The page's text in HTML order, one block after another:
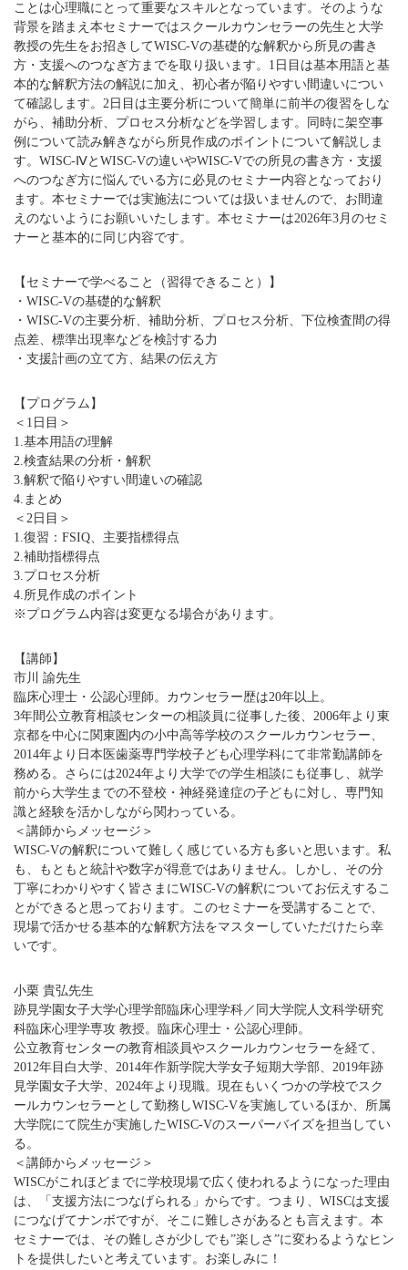
ことは心理職にとって重要なスキルとなっています。そのような
背景を踏まえ本セミナーではスクールカウンセラーの先生と大学
教授の先生をお招きしてWISC-Vの基礎的な解釈から所見の書き
方・支援へのつなぎ方までを取り扱います。1日目は基本用語と基
本的な解釈方法の解説に加え、初心者が陥りやすい間違いについ
て確認します。2日目は主要分析について簡単に前半の復習をしな
がら、補助分析、プロセス分析などを学習します。同時に架空事
例について読み解きながら所見作成のポイントについて解説しま
す。WISC-ⅣとWISC-Vの違いやWISC-Vでの所見の書き方・支援
へのつなぎ方に悩んでいる方に必見のセミナー内容となっており
ます。本セミナーでは実施法については扱いませんので、お間違
えのないようにお願いいたします。本セミナーは2026年3月のセミ
ナーと基本的に同じ内容です。
【セミナーで学べること（習得できること）】
・WISC-Vの基礎的な解釈
・WISC-Vの主要分析、補助分析、プロセス分析、下位検査間の得
点差、標準出現率などを検討する力
・支援計画の立て方、結果の伝え方
【プログラム】
＜1日目＞
1.基本用語の理解
2.検査結果の分析・解釈
3.解釈で陥りやすい間違いの確認
4.まとめ
＜2日目＞
1.復習：FSIQ、主要指標得点
2.補助指標得点
3.プロセス分析
4.所見作成のポイント
※プログラム内容は変更なる場合があります。
【講師】
市川 諭先生
臨床心理士・公認心理師。カウンセラー歴は20年以上。
3年間公立教育相談センターの相談員に従事した後、2006年より東
京都を中心に関東圏内の小中高等学校のスクールカウンセラー、
2014年より日本医歯薬専門学校子ども心理学科にて非常勤講師を
務める。さらには2024年より大学での学生相談にも従事し、就学
前から大学生までの不登校・神経発達症の子どもに対し、専門知
識と経験を活かしながら関わっている。
＜講師からメッセージ＞
WISC-Vの解釈について難しく感じている方も多いと思います。私
も、もともと統計や数字が得意ではありません。しかし、その分
丁寧にわかりやすく皆さまにWISC-Vの解釈についてお伝えするこ
とができると思っております。このセミナーを受講することで、
現場で活かせる基本的な解釈方法をマスターしていただけたら幸
いです。
小栗 貴弘先生
跡見学園女子大学心理学部臨床心理学科／同大学院人文科学研究
科臨床心理学専攻 教授。臨床心理士・公認心理師。
公立教育センターの教育相談員やスクールカウンセラーを経て、
2012年目白大学、2014年作新学院大学女子短期大学部、2019年跡
見学園女子大学、2024年より現職。現在もいくつかの学校でスク
ールカウンセラーとして勤務しWISC-Vを実施しているほか、所属
大学院にて院生が実施したWISC-Vのスーパーバイズを担当してい
る。
＜講師からメッセージ＞
WISCがこれほどまでに学校現場で広く使われるようになった理由
は、「支援方法につなげられる」からです。つまり、WISCは支援
につなげてナンボですが、そこに難しさがあるとも言えます。本
セミナーでは、その難しさが少しでも”楽しさ”に変わるようなヒン
トを提供したいと考えています。お楽しみに！